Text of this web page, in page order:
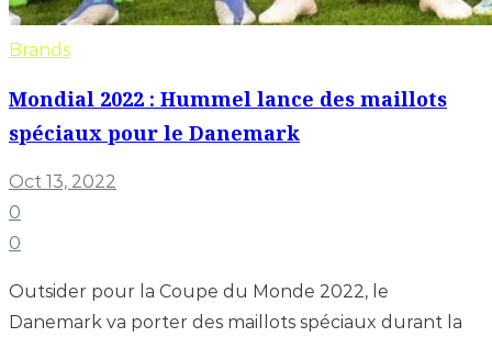
Brands
Mondial 2022 : Hummel lance des maillots
spéciaux pour le Danemark
Oct 13, 2022
0
0
Outsider pour la Coupe du Monde 2022, le
Danemark va porter des maillots spéciaux durant la